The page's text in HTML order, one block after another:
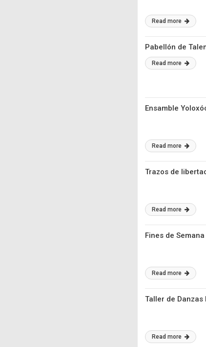
Read more
Pabellón de
Read more
Ensamble
Read more
Trazos de
Read more
Fines de
Read more
Taller de
Read more